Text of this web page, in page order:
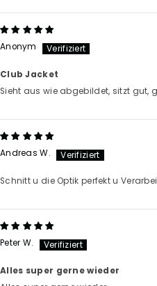
Anonym
Club Jacket
Sieht aus wie abgebildet, sitzt gut,
Andreas W.
Schnitt u die Optik perfekt u
Peter W.
Alles super gerne wieder